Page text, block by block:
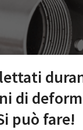
di
può fare!